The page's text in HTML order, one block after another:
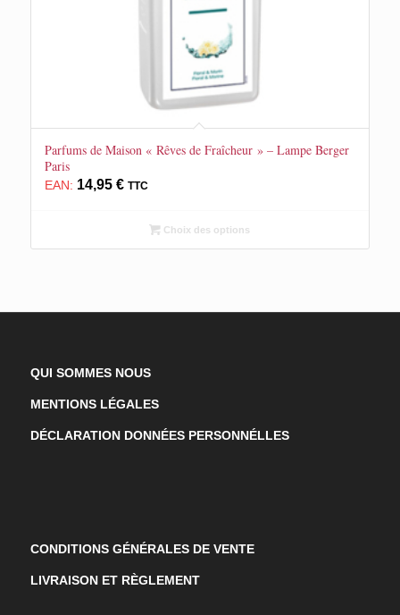
Parfums de Maison « Rêves de Fraîcheur » – Lampe Berger
Paris
EAN: 14,95 € TTC
Choix des options
QUI SOMMES NOUS
MENTIONS LÉGALES
DÉCLARATION DONNÉES PERSONNÉLLES
CONDITIONS GÉNÉRALES DE VENTE
LIVRAISON ET RÈGLEMENT